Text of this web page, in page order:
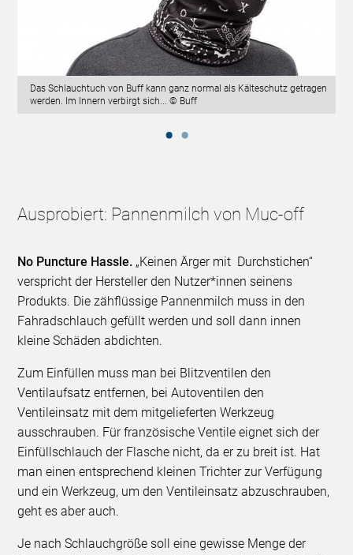
Das Schlauchtuch von Buff kann ganz normal als Kälteschutz getragen
werden. Im Innern verbirgt sich... © Buff
Ausprobiert: Pannenmilch von Muc-off
No Puncture Hassle. „Keinen Ärger mit Durchstichen“
verspricht der Hersteller den Nutzer*innen seinens
Produkts. Die zähflüssige Pannenmilch muss in den
Fahradschlauch gefüllt werden und soll dann innen
kleine Schäden abdichten.
Zum Einfüllen muss man bei Blitzventilen den
Ventilaufsatz entfernen, bei Autoventilen den
Ventileinsatz mit dem mitgelieferten Werkzeug
ausschrauben. Für französische Ventile eignet sich der
Einfüllschlauch der Flasche nicht, da er zu breit ist. Hat
man einen entsprechend kleinen Trichter zur Verfügung
und ein Werkzeug, um den Ventileinsatz abzuschrauben,
geht es aber auch.
Je nach Schlauchgröße soll eine gewisse Menge der